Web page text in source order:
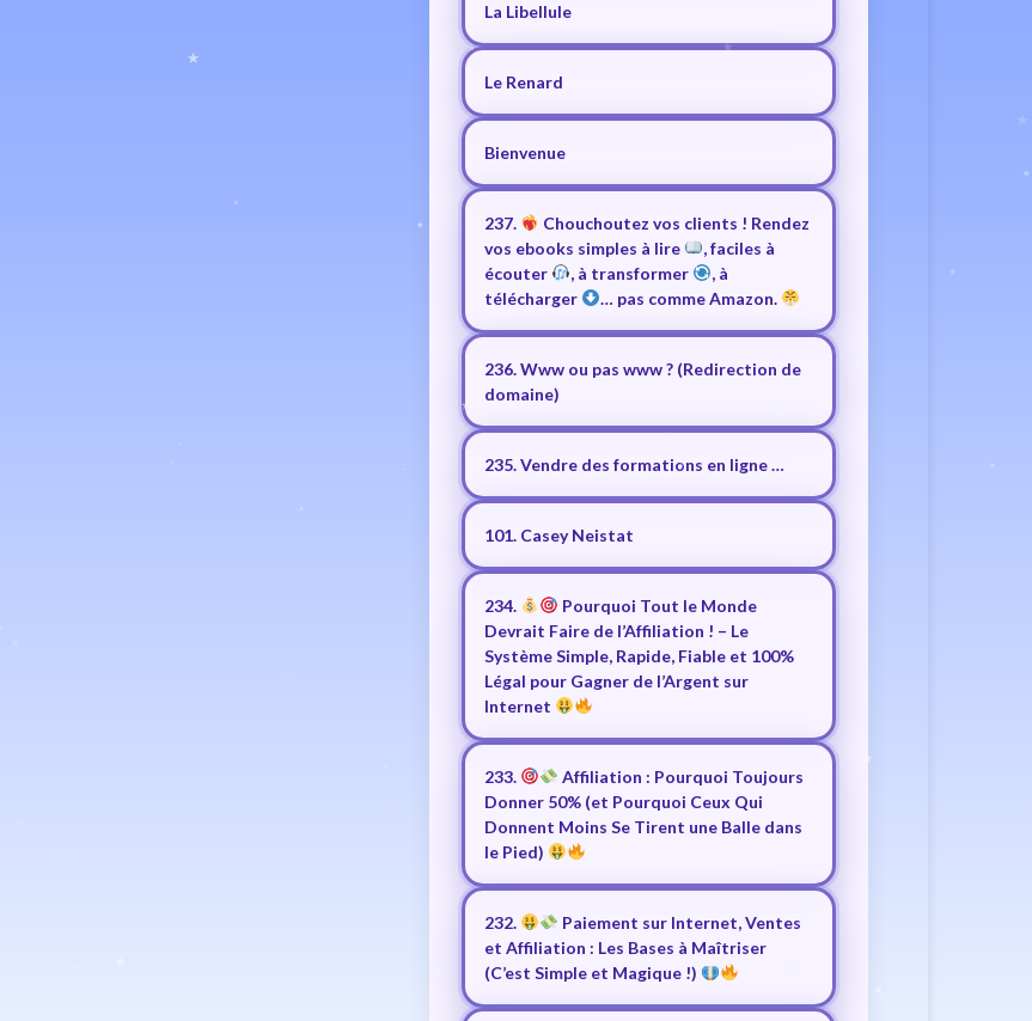
La Libellule
Le Renard
Bienvenue
237.
Chouchoutez vos clients ! Rendez
vos ebooks simples à lire
, faciles à
écouter
, à transformer
, à
télécharger
… pas comme Amazon.
236. Www ou pas www ? (Redirection de
domaine)
235. Vendre des formations en ligne …
101. Casey Neistat
234.
Pourquoi Tout le Monde
Devrait Faire de l’Affiliation ! – Le
Système Simple, Rapide, Fiable et 100%
Légal pour Gagner de l’Argent sur
Internet
233.
Affiliation : Pourquoi Toujours
Donner 50% (et Pourquoi Ceux Qui
Donnent Moins Se Tirent une Balle dans
le Pied)
232.
Paiement sur Internet, Ventes
et Affiliation : Les Bases à Maîtriser
(C’est Simple et Magique !)